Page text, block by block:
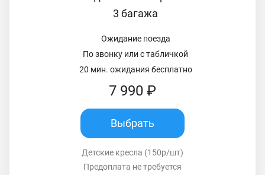
3 багажа
Ожидание поезда
По звонку или с табличкой
20 мин. ожидания бесплатно
7 990 ₽
Выбрать
Детские кресла (150р/шт)
Предоплата не требуется